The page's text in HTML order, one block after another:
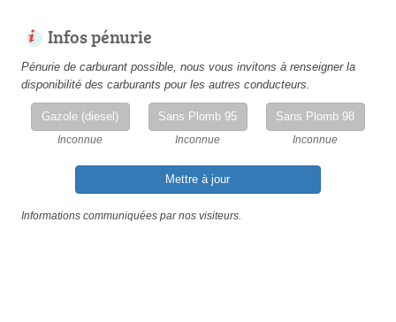
Infos pénurie
Pénurie de carburant possible, nous vous invitons à renseigner la
disponibilité des carburants pour les autres conducteurs.
Gazole (diesel)
Inconnue
Sans Plomb 95
Inconnue
Sans Plomb 98
Inconnue
Mettre à jour
Informations communiquées par nos visiteurs.